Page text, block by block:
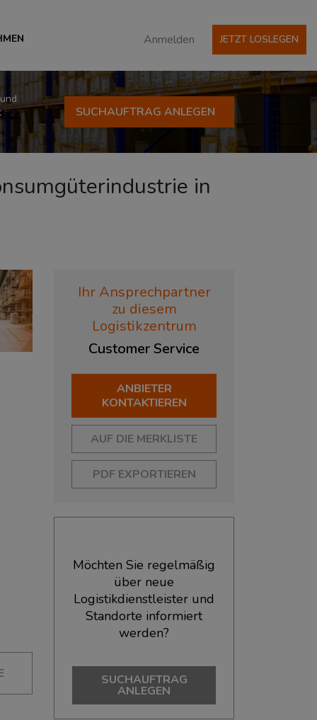
Anmelden JETZT LOSLEGEN
SUCHAUFTRAG ANLEGEN
in
Ihr Ansprechpartner
zu diesem
Logistikzentrum
CustomerService
ANBIETER
KONTAKTIEREN
AUF DIE MERKLISTE
PDF EXPORTIEREN
Möchten Sie regelmäßig
über neue
Logistikdienstleister und
Standorte informiert
werden?
SUCHAUFTRAG
ANLEGEN